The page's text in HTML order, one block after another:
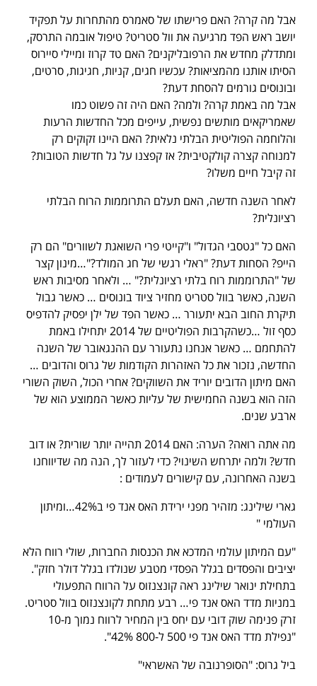
אבל מה קרה? האם פרישתו של סאמרס מהתחרות על תפקיד
יושב ראש הפד מרגיעה את וול סטריט? טיפול אובמה התרסק,
ומתדלק מחדש את הרפובליקנים? האם טד קרוז ומיילי סיירוס
הסיתו אותנו מהמציאות? עכשיו חגים, קניות, חגיגות, סרטים,
ובונוסים גורמים להסחת דעת?
אבל מה באמת קרה? ולמה? האם היה זה פשוט כמו
שאמריקאים מותשים נפשית, עייפים מכל החדשות הרעות
והלוחמה הפוליטית הבלתי נלאית? האם היינו זקוקים רק
למנוחה קצרה קולקטיבית? אז קפצנו על גל חדשות הטובות?
זה קיבל חיים משלו?
לאחר השנה חדשה, האם תעלם התרוממות הרוח הבלתי
רציונלית?
האם כל "גטסבי הגדול" ו"קייטי פרי השואגת לשוורים" הם רק
הייפ? הסחות דעת? "ראלי רגשי של חג המולד?"…מינון קצר
של "התרוממות רוח בלתי רציונלית?" … ולאחר מסיבות ראש
השנה, כאשר בוול סטריט מחזיר ציוד בונוסים … כאשר גבול
תיקרת החוב הבא יתעורר … כאשר הפד של ילן יפסיק להדפיס
כסף זול …כשהקרבות הפוליטיים של 2014 יתחילו באמת
להתחמם … כאשר אנחנו נתעורר עם ההנגאובר של השנה
החדשה, נזכור את כל האזהרות הקודמות של גרוס והדובים …
האם מיתון הדובים יוריד את השווקים? אחרי הכול, השוק השורי
הזה הוא בשנה החמישית של עליות כאשר הממוצע הוא של
ארבע שנים.
מה אתה רואה? הערה: האם 2014 תהייה יותר שורית? או דוב
חדש? ולמה יתרחש השינוי? כדי לעזור לך, הנה מה שדיווחנו
בשנה האחרונה, עם קישורים לעמודים :
גארי שילינג: מזהיר מפני ירידת האס אנד פי ב42%…ומיתון
העולמי "
"עם המיתון עולמי המדכא את הכנסות החברות, שולי רווח הלא
יציבים והפסדים בגלל הפסדי מטבע שנולדו בגלל דולר חזק".
בתחילת ינואר שילינג ראה קונצנזוס על הרווח התפעולי
במניות מדד האס אנד פי… רבע מתחת לקונצנזוס בוול סטריט.
זרק פנימה שוק דובי עם יחס בין המחיר לרווח נמוך מ-10
"נפילת מדד האס אנד פי 500 ל-800 42%".
ביל גרוס: "הסופרנובה של האשראי"